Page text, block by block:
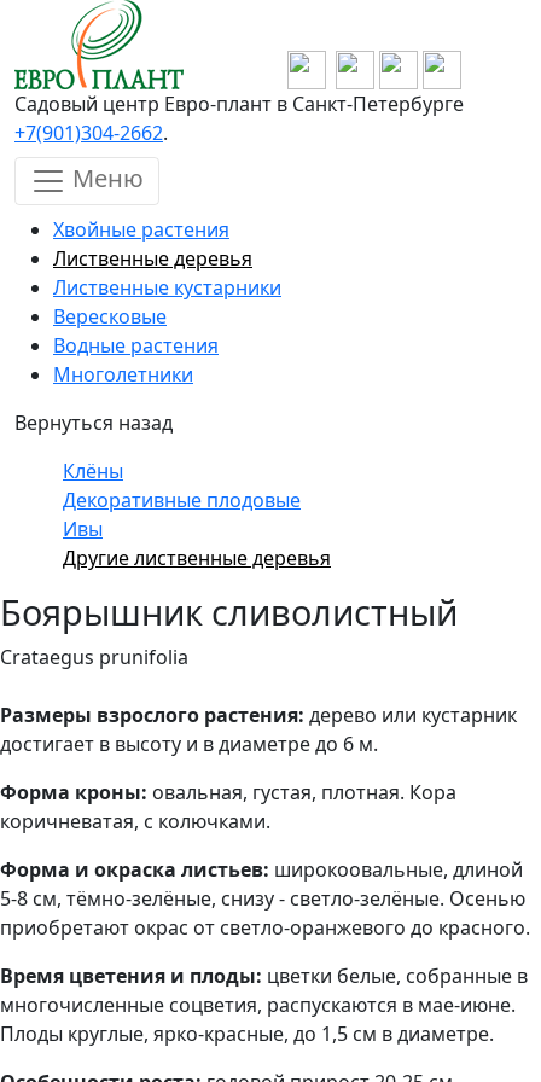
Перейти к основному содержанию
Садовый центр Евро-плант в Санкт-Петербурге
+7(901)304-2662.
Меню
Хвойные растения
Лиственные деревья
Лиственные кустарники
Вересковые
Водные растения
Многолетники
Вернуться назад
Клёны
Декоративные плодовые
Ивы
Другие лиственные деревья
Боярышник сливолистный
Crataegus prunifolia
Размеры взрослого растения: дерево или кустарник
достигает в высоту и в диаметре до 6 м.
Форма кроны: овальная, густая, плотная. Кора
коричневатая, с колючками.
Форма и окраска листьев: широкоовальные, длиной
5-8 см, тёмно-зелёные, снизу - светло-зелёные. Осенью
приобретают окрас от светло-оранжевого до красного.
Время цветения и плоды: цветки белые, собранные в
многочисленные соцветия, распускаются в мае-июне.
Плоды круглые, ярко-красные, до 1,5 см в диаметре.